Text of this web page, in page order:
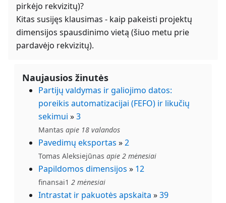
pirkėjo rekvizitų)?
Kitas susijęs klausimas - kaip pakeisti projektų
dimensijos spausdinimo vietą (šiuo metu prie
pardavėjo rekvizitų).
Naujausios žinutės
Partijų valdymas ir galiojimo datos:
poreikis automatizacijai (FEFO) ir likučių
sekimui »3
Mantas apie 18 valandos
Pavedimų eksportas »2
Tomas Aleksiejūnas apie 2 mėnesiai
Papildomos dimensijos » 12
finansai1 2 mėnesiai
Intrastat ir pakuotės apskaita »39